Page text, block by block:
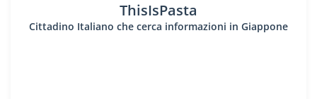
ThisIsPasta
Cittadino Italiano che cerca informazioni in Giappone